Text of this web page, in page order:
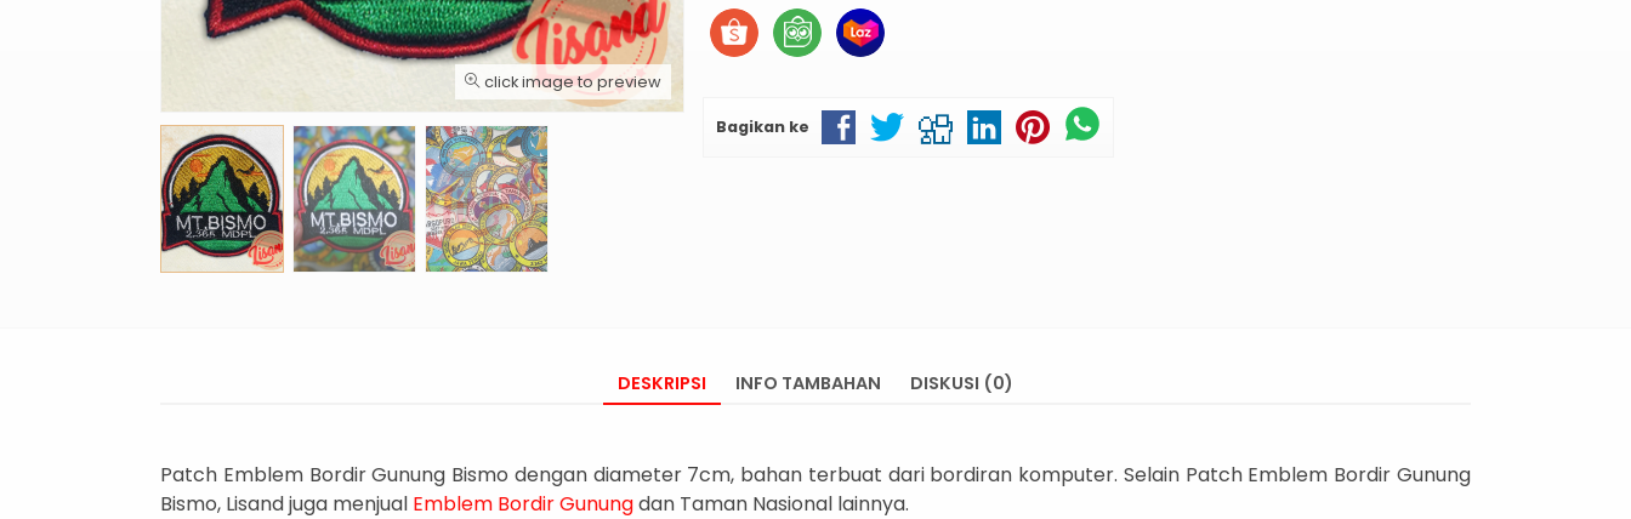
click image to preview
Bagikan ke
DESKRIPSI INFO TAMBAHAN DISKUSI (0)
Patch Emblem Bordir Gunung Bismo dengan diameter 7cm, bahan terbuat dari bordiran komputer. Selain Patch Emblem Bordir Gunung
Bismo, Lisand juga menjual Emblem Bordir Gunungdan Taman Nasional lainnya.